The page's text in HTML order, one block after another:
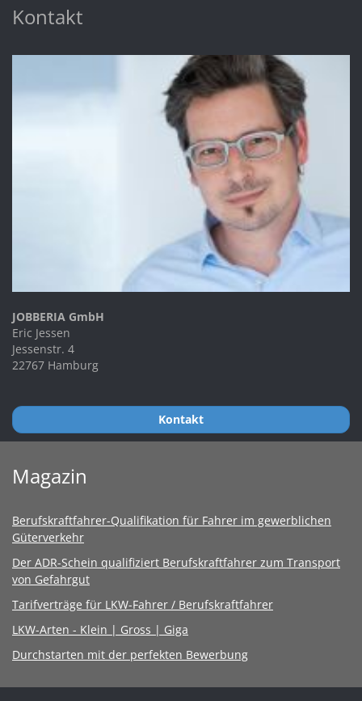
Kontakt
JOBBERIA GmbH
Eric Jessen
Jessenstr. 4
22767 Hamburg
Kontakt
Magazin
Berufskraftfahrer-Qualifikation für Fahrer im gewerblichen
Güterverkehr
Der ADR-Schein qualifiziert Berufskraftfahrer zum Transport
von Gefahrgut
Tarifverträge für LKW-Fahrer / Berufskraftfahrer
LKW-Arten - Klein | Gross | Giga
Durchstarten mit der perfekten Bewerbung